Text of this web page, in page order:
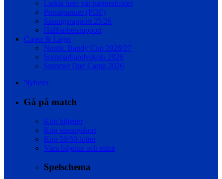
Ladda hem vår partnerfolder
Privatpartner (PDF)
Säsongsrapport 25/26
Hållbarhetsrapport
Cuper & Läger
Nordic Bandy Cup 2026/27
Sommarbandyskola 2026
Summer Day Camp 2026
Nyheter
Gå på match
Köp biljetter
Köp säsongskort
Köp 50/50-lotter
Våra biljetter och entré
Spelschema